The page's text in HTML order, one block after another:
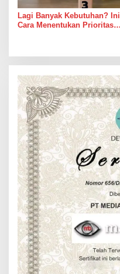
Lagi Banyak Kebutuhan? Ini
Cara Menentukan Prioritas